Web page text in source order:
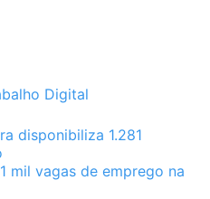
Digital
disponibiliza 1.281
mil vagas de emprego na